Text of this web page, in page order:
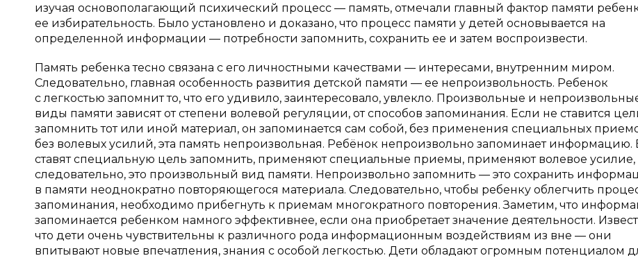
изучая основополагающий психический процесс — память, отмечали главный фактор памяти
ее избирательность. Было установлено и доказано, что процесс памяти у детей основывается на
определенной информации — потребности запомнить, сохранить ее и затем воспроизвести.
Память ребенка тесно связана с его личностными качествами — интересами, внутренним миром.
Следовательно, главная особенность развития детской памяти — ее непроизвольность. Ребенок
с легкостью запомнит то, что его удивило, заинтересовало, увлекло. Произвольные и
виды памяти зависят от степени волевой регуляции, от способов запоминания. Если не ставится
запомнить тот или иной материал, он запоминается сам собой, без применения специальных
без волевых усилий, эта память непроизвольная. Ребёнок непроизвольно запоминает информацию.
ставят специальную цель запомнить, применяют специальные приемы, применяют волевое усилие,
следовательно, это произвольный вид памяти. Непроизвольно запомнить — это сохранить
в памяти неоднократно повторяющегося материала. Следовательно, чтобы ребенку облегчить
запоминания, необходимо прибегнуть к приемам многократного повторения. Заметим, что
запоминается ребенком намного эффективнее, если она приобретает значение деятельности.
что дети очень чувствительны к различного рода информационным воздействиям из вне — они
впитывают новые впечатления, знания с особой легкостью. Дети обладают огромным потенциалом